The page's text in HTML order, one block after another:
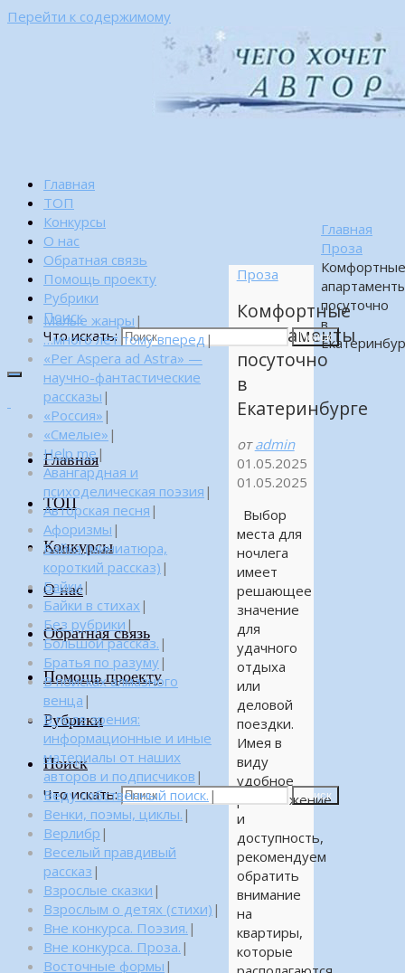
Перейти к содержимому
Главная
ТОП
Конкурсы
О нас
Обратная связь
Помощь проекту
Рубрики
Поиск
Что искать:
Поиск
Главная
ТОП
Конкурсы
О нас
Обратная связь
Помощь проекту
Рубрики
Поиск
Что искать: Поиск
Главная
Проза
посуточно
в
Проза
Комфортные
апартаменты
посуточно
в
Екатеринбурге
от admin
01.05.2025
01.05.2025
Выбор
места для
ночлега
имеет
решающее
значение
для
удачного
отдыха
или
деловой
поездки.
Имея в
виду
удобное
расположение
и
доступность,
рекомендуем
обратить
внимание
на
квартиры,
которые
Малые жанры |
…много лет тому вперед |
«Per Aspera ad Astra» —
научно-фантастические
рассказы |
«Россия» |
«Смелые» |
Help me|
Авангардная и
психоделическая поэзия |
Авторская песня |
Афоризмы |
Байка (миниатюра,
короткий рассказ) |
Байки|
Байки в стихах |
Без рубрики |
Большой рассказ. |
Братья по разуму|
В поисках алмазного
венца |
В поле зрения:
информационные и иные
материалы от наших
авторов и подписчиков |
Веду собственный поиск. |
Венки, поэмы, циклы. |
Верлибр |
Веселый правдивый
рассказ |
Взрослые сказки |
Взрослым о детях (стихи) |
Вне конкурса. Поэзия. |
Вне конкурса. Проза. |
Восточные формы |